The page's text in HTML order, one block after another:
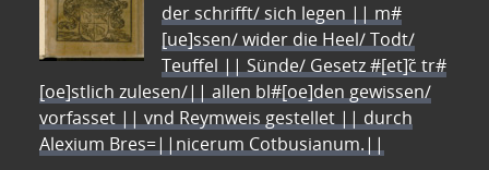
der schrifft/ sich legen || m#
[ue]ssen/ wider die Heel/ Todt/
Teuffel || Sünde/ Gesetz #[et]c̃ tr#
[oe]stlich zulesen/|| allen bl#[oe]den gewissen/
vorfasset || vnd Reymweis gestellet || durch
Alexium Bres=||nicerum Cotbusianum.||